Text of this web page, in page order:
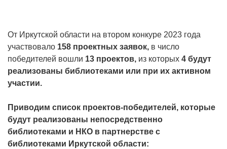
От Иркутской области на втором конкуре 2023 года
участвовало 158 проектных заявок, в число
победителей вошли 13 проектов, из которых 4 будут
реализованы библиотеками или при их активном
участии.
Приводим список проектов-победителей, которые
будут реализованы непосредственно
библиотеками и НКО в партнерстве с
библиотеками Иркутской области: